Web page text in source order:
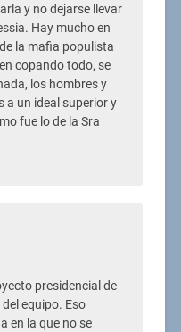
y no dejarse llevar
Hay mucho en
la mafia populista
copando todo, se
los hombres y
a un ideal superior y
fue lo de la Sra
presidencial de
equipo. Eso
en la que no se